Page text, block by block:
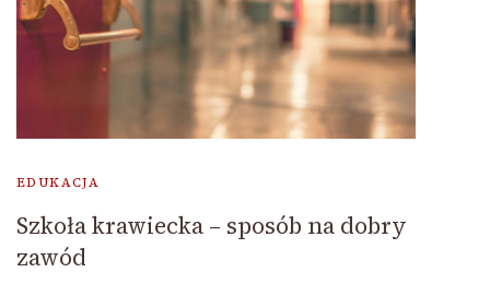
EDUKACJA
Szkoła krawiecka – sposób na dobry
zawód